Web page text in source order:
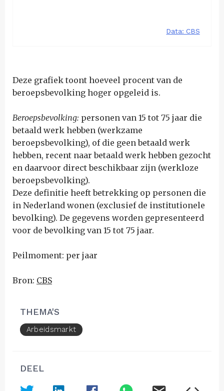
Deze grafiek toont hoeveel procent van de
beroepsbevolking hoger opgeleid is.
Beroepsbevolking: personen van 15 tot 75 jaar die
betaald werk hebben (werkzame
beroepsbevolking), of die geen betaald werk
hebben, recent naar betaald werk hebben gezocht
en daarvoor direct beschikbaar zijn (werkloze
beroepsbevolking).
Deze definitie heeft betrekking op personen die
in Nederland wonen (exclusief de institutionele
bevolking). De gegevens worden gepresenteerd
voor de bevolking van 15 tot 75 jaar.
Peilmoment: per jaar
Bron: CBS
THEMA'S
Arbeidsmarkt
DEEL